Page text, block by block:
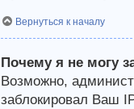
Вернуться к началу
Почему я не могу
Возможно,
заблокировал Ваш